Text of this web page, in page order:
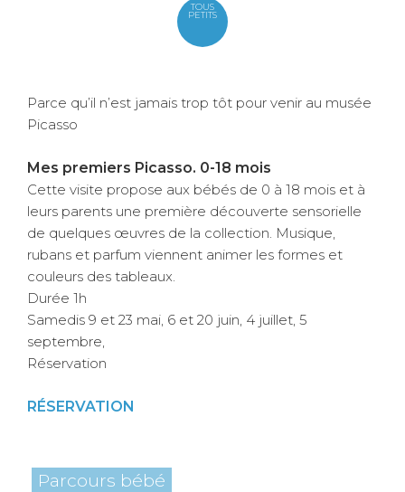
TOUS
PETITS
Parce qu’il n’est jamais trop tôt pour venir au musée
Picasso
Mes premiers Picasso. 0-18 mois
Cette visite propose aux bébés de 0 à 18 mois et à
leurs parents une première découverte sensorielle
de quelques œuvres de la collection. Musique,
rubans et parfum viennent animer les formes et
couleurs des tableaux.
Durée 1h
Samedis 9 et 23 mai, 6 et 20 juin, 4 juillet, 5
septembre,
Réservation
RÉSERVATION
Parcours bébé